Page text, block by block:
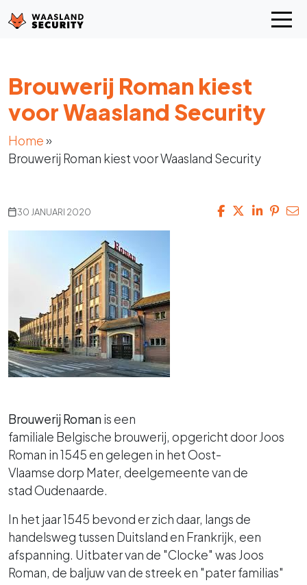
Brouwerij Roman kiest
voor Waasland Security
Home»
Brouwerij Roman kiest voor Waasland Security
30 JANUARI 2020
Brouwerij Romanis een
familiale Belgische brouwerij, opgericht door Joos
Roman in 1545 en gelegen in hetOost-
Vlaamsedorp Mater, deelgemeentevan de
stadOudenaarde.
In het jaar 1545 bevond er zich daar, langs de
handelsweg tussen Duitsland en Frankrijk, een
afspanning. Uitbater van de "Clocke" was Joos
Roman, de baljuw van de streek en "pater familias"